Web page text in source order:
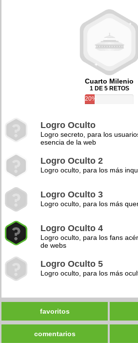
Cuarto Milenio
1 DE 5 RETOS
20%
Logro Oculto
Logro secreto, para los
esencia de la web
Logro Oculto 2
Logro oculto, para los más
Logro Oculto 3
Logro oculto, para los más
Logro Oculto 4
Logro oculto, para los fans
de webs
Logro Oculto 5
Logro oculto, para los más
favoritos
comentarios